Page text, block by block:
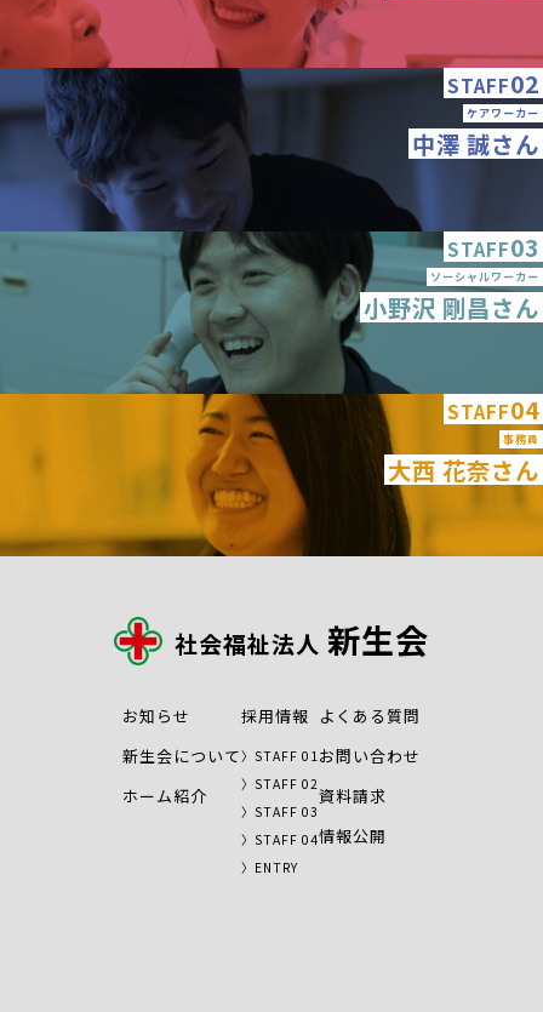
STAFF02
ケアワーカー
中澤 誠さん
STAFF03
ソーシャルワーカー
小野沢 剛昌さん
STAFF04
事務員
大西 花奈さん
社会福祉法人 新生会
お知らせ
新生会について
ホーム紹介
採用情報
STAFF 01
STAFF 02
STAFF 03
STAFF 04
ENTRY
よくある質問
お問い合わせ
資料請求
情報公開